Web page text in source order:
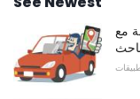
مع